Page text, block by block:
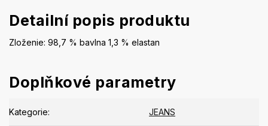
Detailní popis produktu
Zloženie: 98,7 % bavlna 1,3 % elastan
Doplňkové parametry
Kategorie: JEANS